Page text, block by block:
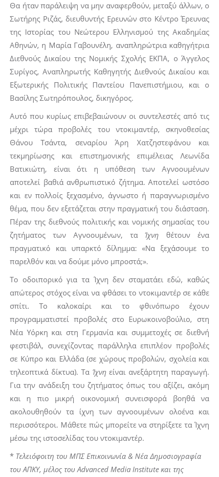
Θα ήταν παράλειψη να μην αναφερθούν, μεταξύ άλλων, ο
Σωτήρης Ριζάς, διευθυντής Ερευνών στο Κέντρο Έρευνας
της Ιστορίας του Νεώτερου Ελληνισμού της Ακαδημίας
Αθηνών, η Μαρία Γαβουνέλη, αναπληρώτρια καθηγήτρια
Διεθνούς Δικαίου της Νομικής Σχολής ΕΚΠΑ, ο Άγγελος
Συρίγος, Αναπληρωτής Καθηγητής Διεθνούς Δικαίου και
Εξωτερικής Πολιτικής Παντείου Πανεπιστήμιου, και ο
Βασίλης Σωτηρόπουλος, δικηγόρος.
Αυτό που κυρίως επιβεβαιώνουν οι συντελεστές από τις
μέχρι τώρα προβολές του ντοκιμαντέρ, σκηνοθεσίας
Θάνου Τσάντα, σεναρίου Άρη Χατζηστεφάνου και
τεκμηρίωσης και επιστημονικής επιμέλειας Λεωνίδα
Βατικιώτη, είναι ότι η υπόθεση των Αγνοουμένων
αποτελεί βαθιά ανθρωπιστικό ζήτημα. Αποτελεί ωστόσο
και εν πολλοίς ξεχασμένο, άγνωστο ή παραγνωρισμένο
θέμα, που δεν εξετάζεται στην πραγματική του διάσταση.
Πέραν της διεθνούς πολιτικής και νομικής σημασίας του
ζητήματος των Αγνοουμένων, τα Ίχνη θέτουν ένα
πραγματικό και υπαρκτό δίλημμα: «Να ξεχάσουμε το
παρελθόν και να δούμε μόνο μπροστά;».
Το οδοιπορικό για τα Ίχνη δεν σταματάει εδώ, καθώς
απώτερος στόχος είναι να φθάσει το ντοκιμαντέρ σε κάθε
σπίτι. Το καλοκαίρι και το φθινόπωρο έχουν
προγραμματιστεί προβολές στο Ευρωκοινοβούλιο, στη
Νέα Υόρκη και στη Γερμανία και συμμετοχές σε διεθνή
φεστιβάλ, συνεχίζοντας παράλληλα επιπλέον προβολές
σε Κύπρο και Ελλάδα (σε χώρους προβολών, σχολεία και
τηλεοπτικά δίκτυα). Τα Ίχνηείναι ανεξάρτητη παραγωγή.
Για την ανάδειξη του ζητήματος όπως του αξίζει, ακόμη
και η πιο μικρή οικονομική συνεισφορά βοηθά να
ακολουθηθούν τα ίχνη των αγνοουμένων ολοένα και
περισσότεροι. Μάθετε πώς μπορείτε να στηρίξετε τα Ίχνη
μέσω της ιστοσελίδας του ντοκιμαντέρ.
* Τελειόφοιτη του ΜΠΣ Επικοινωνία & Νέα Δημοσιογραφία
του ΑΠΚΥ, μέλος του Advanced Media Institute και της